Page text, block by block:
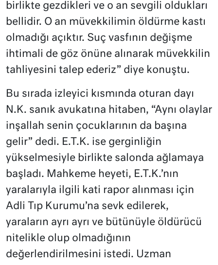
birlikte gezdikleri ve o an sevgili oldukları
bellidir. O an müvekkilimin öldürme kastı
olmadığı açıktır. Suç vasfının değişme
ihtimali de göz önüne alınarak müvekkilin
tahliyesini talep ederiz” diye konuştu.
Bu sırada izleyici kısmında oturan dayı
N.K. sanık avukatına hitaben, “Aynı olaylar
inşallah senin çocuklarının da başına
gelir” dedi. E.T.K. ise gerginliğin
yükselmesiyle birlikte salonda ağlamaya
başladı. Mahkeme heyeti, E.T.K.’nın
yaralarıyla ilgili kati rapor alınması için
Adli Tıp Kurumu’na sevk edilerek,
yaraların ayrı ayrı ve bütünüyle öldürücü
nitelikle olup olmadığının
değerlendirilmesini istedi. Uzman